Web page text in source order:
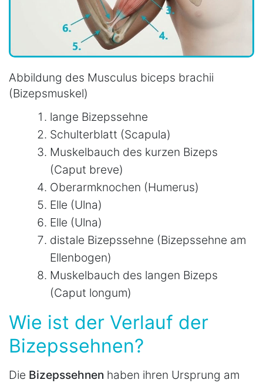
Abbildung des Musculus biceps brachii
(Bizepsmuskel)
lange Bizepssehne
Schulterblatt (Scapula)
Muskelbauch des kurzen Bizeps
(Caput breve)
Oberarmknochen (Humerus)
Elle (Ulna)
Elle (Ulna)
distale Bizepssehne (Bizepssehne am
Ellenbogen)
Muskelbauch des langen Bizeps
(Caput longum)
Wie ist der Verlauf der
Bizepssehnen?
Die Bizepssehnen haben ihren Ursprung am